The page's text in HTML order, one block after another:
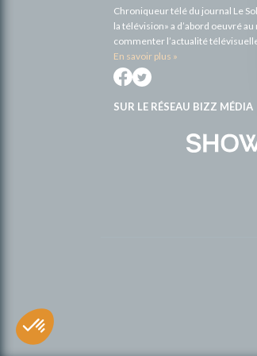
Chroniqueur télé du journal Le
la télévision» a d’abord oeuvré
commenter l’actualité télévisuelle
En savoir plus »
SUR LE RÉSEAU BIZZ MÉDIA